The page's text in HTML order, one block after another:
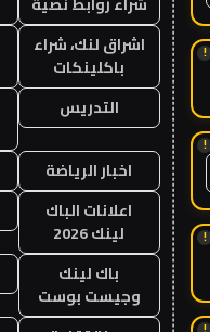
!
!
!
اشراق لنك، شراء
باكلينكات
التدريس
اخبار الرياضة
اعلانات الباك
لينك 2026
باك لينك
وجيست بوست